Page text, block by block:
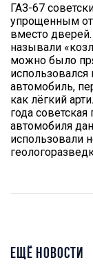
ГАЗ-67
упрощенным
вместо
называли
можно было
автомобиль,
как лёгкий
года
автомобиля
использовали
ЕЩЁ НОВОСТИ